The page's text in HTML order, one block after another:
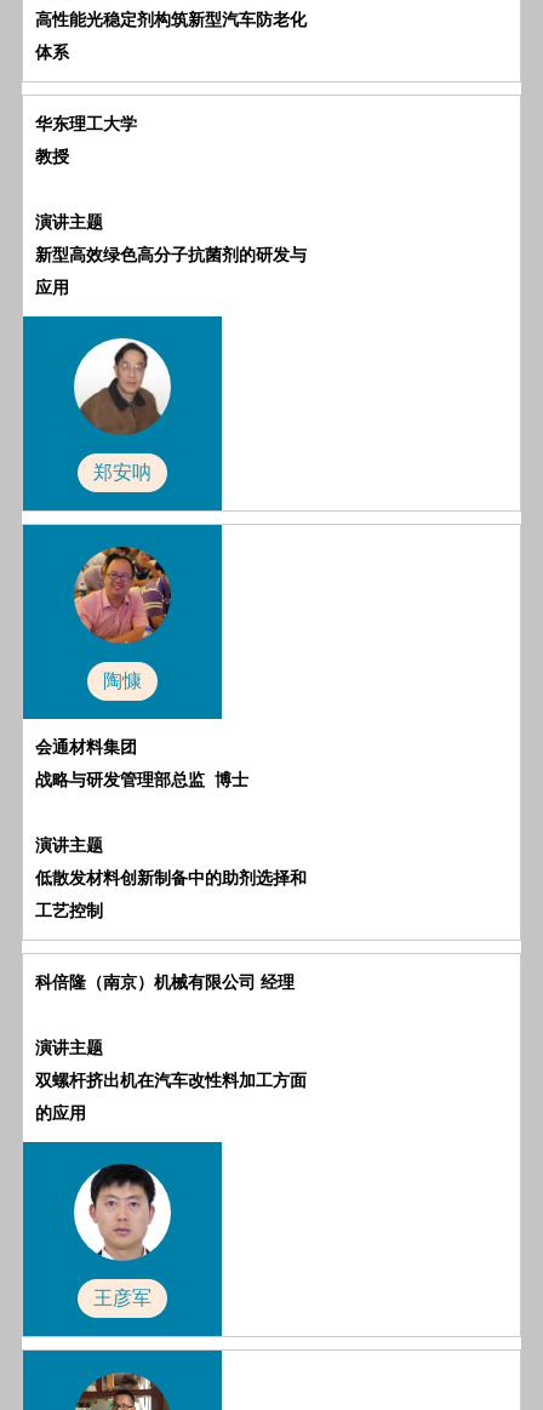
高性能光稳定剂构筑新型汽车防老化
体系
华东理工大学
教授
演讲主题
新型高效绿色高分子抗菌剂的研发与
应用
郑安呐
陶慷
会通材料集团
战略与研发管理部总监 博士
演讲主题
低散发材料创新制备中的助剂选择和
工艺控制
科倍隆（南京）机械有限公司 经理
演讲主题
双螺杆挤出机在汽车改性料加工方面
的应用
王彦军